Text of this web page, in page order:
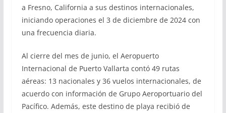
a Fresno, California a sus destinos internacionales,
iniciando operaciones el 3 de diciembre de 2024 con
una frecuencia diaria.
Al cierre del mes de junio, el Aeropuerto
Internacional de Puerto Vallarta contó 49 rutas
aéreas: 13 nacionales y 36 vuelos internacionales, de
acuerdo con información de Grupo Aeroportuario del
Pacífico. Además, este destino de playa recibió de